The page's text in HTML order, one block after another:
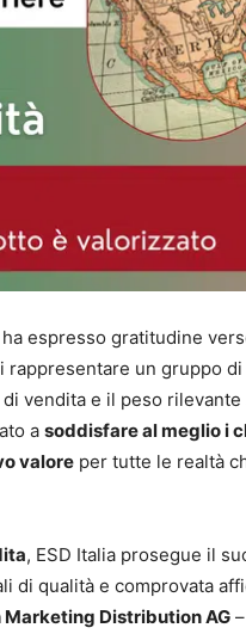
espresso gratitudine
rappresentare un gruppo
vendita e il peso
a soddisfare al meglio i
valore per tutte le realtà
, ESD Italia prosegue il
di qualità e comprovata
Marketing Distribution AG